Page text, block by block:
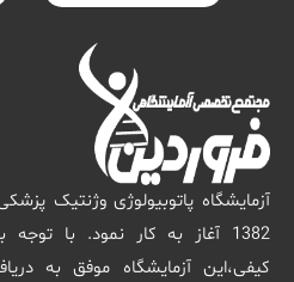
آزمایشگاه پاتوبیولوژی وژنتیک
1382 آغاز به کار نمود. با
کیفی،این آزمایشگاه موفق به